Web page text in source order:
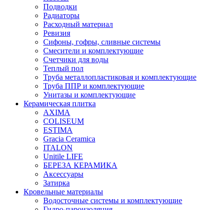
Подводки
Радиаторы
Расходный материал
Ревизия
Сифоны, гофры, сливные системы
Смесители и комплектующие
Счетчики для воды
Теплый пол
Труба металлопластиковая и комплектующие
Труба ППР и комплектующие
Унитазы и комплектующие
Керамическая плитка
AXIMA
COLISEUM
ESTIMA
Gracia Ceramica
ITALON
Unitile LIFE
БЕРЕЗА КЕРАМИКА
Аксессуары
Затирка
Кровельные материалы
Водосточные системы и комплектующие